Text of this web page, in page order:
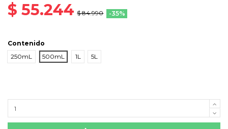
$ 55.244 $ 84.990 -35%
Contenido
250mL
500mL 1L 5L